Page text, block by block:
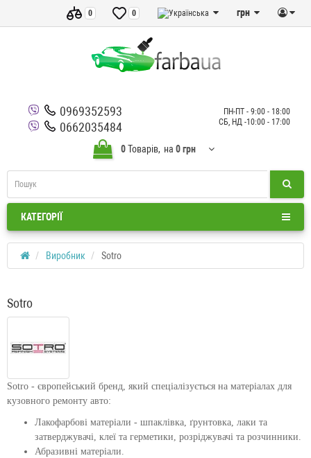
грн
0
0
0969352593
0662035484
ПН-ПТ - 9:00 - 18:00
СБ, НД -10:00 - 17:00
0Товарів, на 0 грн
КАТЕГОРІЇ
Виробник Sotro
Sotro
Sotro - європейський бренд, який спеціалізується на матеріалах для
кузовного ремонту авто:
Лакофарбові матеріали - шпаклівка, ґрунтовка, лаки та
затверджувачі, клеї та герметики, розріджувачі та розчинники.
Абразивні матеріали.